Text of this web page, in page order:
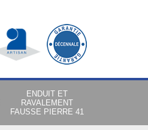
ENDUIT ET
RAVALEMENT
FAUSSE PIERRE 41